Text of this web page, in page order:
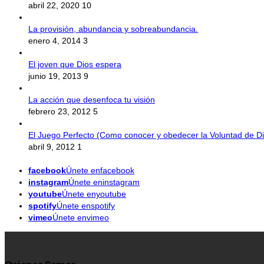
abril 22, 2020 10
La provisión, abundancia y sobreabundancia.
enero 4, 2014 3
El joven que Dios espera
junio 19, 2013 9
La acción que desenfoca tu visión
febrero 23, 2012 5
El Juego Perfecto (Como conocer y obedecer la Voluntad de
abril 9, 2012 1
facebookÚnete enfacebook
instagramÚnete eninstagram
youtubeÚnete enyoutube
spotifyÚnete enspotify
vimeoÚnete envimeo